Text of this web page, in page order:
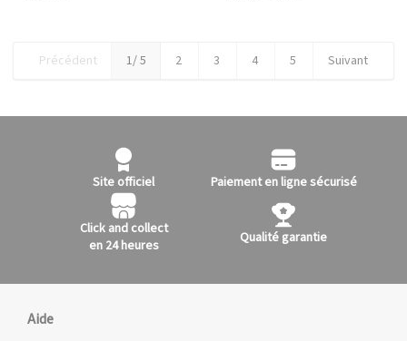
Précédent 1/ 5 2 3 4 5 Suivant
Site officiel Paiement en ligne sécurisé
Click and collect
en 24 heures
Qualité garantie
Aide